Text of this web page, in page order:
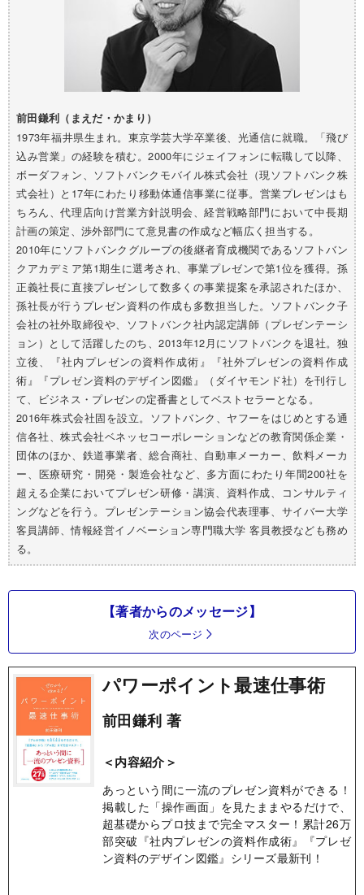
前田鎌利（まえだ・かまり）
1973年福井県生まれ。東京学芸大学卒業後、光通信に就職。「飛び
込み営業」の経験を積む。2000年にジェイフォンに転職して以降、
ボーダフォン、ソフトバンクモバイル株式会社（現ソフトバンク株
式会社）と17年にわたり移動体通信事業に従事。営業プレゼンはも
ちろん、代理店向け営業方針説明会、経営戦略部門において中長期
計画の策定、渉外部門にて意見書の作成など幅広く担当する。
2010年にソフトバンクグループの後継者育成機関であるソフトバン
クアカデミア第1期生に選考され、事業プレゼンで第1位を獲得。孫
正義社長に直接プレゼンして数多くの事業提案を承認されたほか、
孫社長が行うプレゼン資料の作成も多数担当した。ソフトバンク子
会社の社外取締役や、ソフトバンク社内認定講師（プレゼンテーシ
ョン）として活躍したのち、2013年12月にソフトバンクを退社。独
立後、『社内プレゼンの資料作成術』『社外プレゼンの資料作成
術』『プレゼン資料のデザイン図鑑』（ダイヤモンド社）を刊行し
て、ビジネス・プレゼンの定番書としてベストセラーとなる。
2016年株式会社固を設立。ソフトバンク、ヤフーをはじめとする通
信各社、株式会社ベネッセコーポレーションなどの教育関係企業・
団体のほか、鉄道事業者、総合商社、自動車メーカー、飲料メーカ
ー、医療研究・開発・製造会社など、多方面にわたり年間200社を
超える企業においてプレゼン研修・講演、資料作成、コンサルティ
ングなどを行う。プレゼンテーション協会代表理事、サイバー大学
客員講師、情報経営イノベーション専門職大学 客員教授なども務め
る。
【著者からのメッセージ】
次のページ
パワーポイント最速仕事術
前田鎌利 著
＜内容紹介＞
あっという間に一流のプレゼン資料ができる！
掲載した「操作画面」を見たままやるだけで、
超基礎からプロ技まで完全マスター！累計26万
部突破『社内プレゼンの資料作成術』『プレゼ
ン資料のデザイン図鑑』シリーズ最新刊！